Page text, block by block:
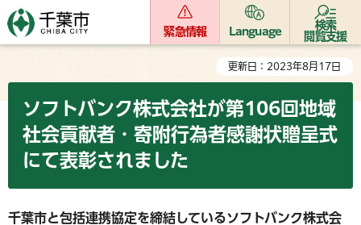
緊急情報 Language
検索
閲覧支援
更新日：2023年8月17日
ソフトバンク株式会社が第106回地域
社会貢献者・寄附行為者感謝状贈呈式
にて表彰されました
千葉市と包括連携協定を締結しているソフトバンク株式会